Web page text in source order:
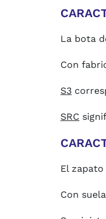
La bota
Con
S3
SRC
El zapato
Con